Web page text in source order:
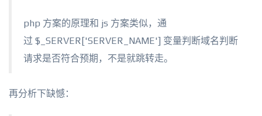
php 方案的原理和 js 方案类似，通
过 $_SERVER['SERVER_NAME'] 变量判断域名判断
请求是否符合预期，不是就跳转走。
再分析下缺憾：